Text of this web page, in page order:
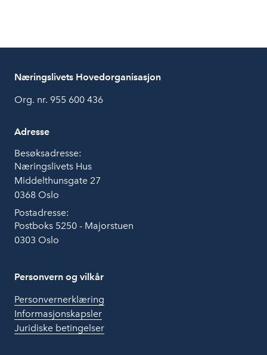
Næringslivets Hovedorganisasjon
Org. nr. 955 600 436
Adresse
Besøksadresse:
Næringslivets Hus
Middelthunsgate 27
0368 Oslo
Postadresse:
Postboks 5250 - Majorstuen
0303 Oslo
Personvern og vilkår
Personvernerklæring
Informasjonskapsler
Juridiske betingelser